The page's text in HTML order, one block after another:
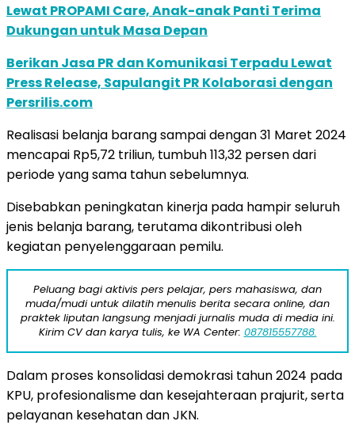
Lewat PROPAMI Care, Anak-anak Panti Terima
Dukungan untuk Masa Depan
Berikan Jasa PR dan Komunikasi Terpadu Lewat
Press Release, Sapulangit PR Kolaborasi dengan
Persrilis.com
Realisasi belanja barang sampai dengan 31 Maret 2024
mencapai Rp5,72 triliun, tumbuh 113,32 persen dari
periode yang sama tahun sebelumnya.
Disebabkan peningkatan kinerja pada hampir seluruh
jenis belanja barang, terutama dikontribusi oleh
kegiatan penyelenggaraan pemilu.
Peluang bagi aktivis pers pelajar, pers mahasiswa, dan
muda/mudi untuk dilatih menulis berita secara online, dan
praktek liputan langsung menjadi jurnalis muda di media ini.
Kirim CV dan karya tulis, ke WA Center: 087815557788.
Dalam proses konsolidasi demokrasi tahun 2024 pada
KPU, profesionalisme dan kesejahteraan prajurit, serta
pelayanan kesehatan dan JKN.